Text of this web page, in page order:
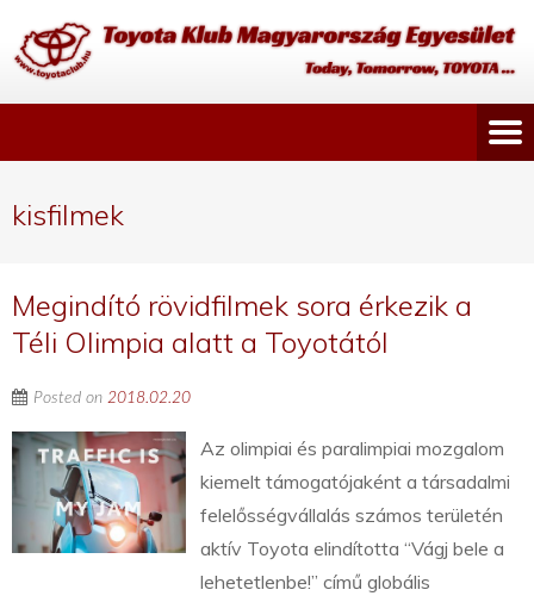
kisfilmek
Megindító rövidfilmek sora érkezik a
Téli Olimpia alatt a Toyotától
Posted on 2018.02.20
Az olimpiai és paralimpiai mozgalom
kiemelt támogatójaként a társadalmi
felelősségvállalás számos területén
aktív Toyota elindította “Vágj bele a
lehetetlenbe!” című globális